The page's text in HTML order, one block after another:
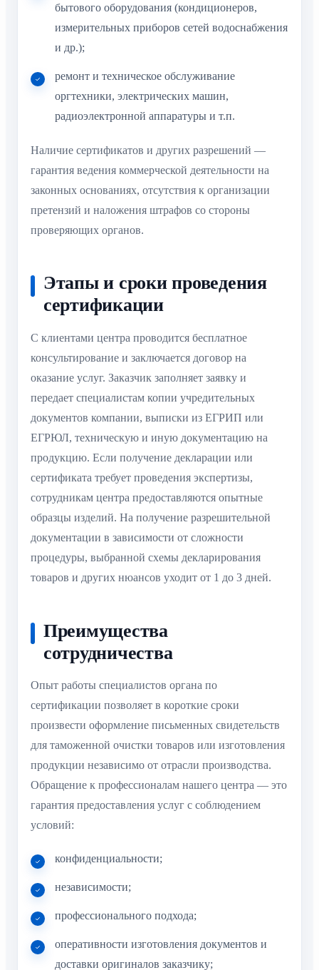
бытового оборудования (кондиционеров,
измерительных приборов сетей водоснабжения
и др.);
ремонт и техническое обслуживание
оргтехники, электрических машин,
радиоэлектронной аппаратуры и т.п.
Наличие сертификатов и других разрешений —
гарантия ведения коммерческой деятельности на
законных основаниях, отсутствия к организации
претензий и наложения штрафов со стороны
проверяющих органов.
Этапы и сроки проведения
сертификации
С клиентами центра проводится бесплатное
консультирование и заключается договор на
оказание услуг. Заказчик заполняет заявку и
передает специалистам копии учредительных
документов компании, выписки из ЕГРИП или
ЕГРЮЛ, техническую и иную документацию на
продукцию. Если получение декларации или
сертификата требует проведения экспертизы,
сотрудникам центра предоставляются опытные
образцы изделий. На получение разрешительной
документации в зависимости от сложности
процедуры, выбранной схемы декларирования
товаров и других нюансов уходит от 1 до 3 дней.
Преимущества
сотрудничества
Опыт работы специалистов органа по
сертификации позволяет в короткие сроки
произвести оформление письменных свидетельств
для таможенной очистки товаров или изготовления
продукции независимо от отрасли производства.
Обращение к профессионалам нашего центра — это
гарантия предоставления услуг с соблюдением
условий:
конфиденциальности;
независимости;
профессионального подхода;
оперативности изготовления документов и
доставки оригиналов заказчику;